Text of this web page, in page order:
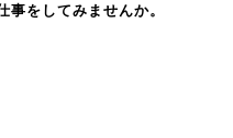
事をしてみませんか。